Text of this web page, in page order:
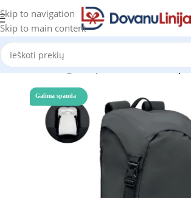
Skip to navigation
Skip to main content
Pradžia Katalogas Kuprinės Reklamai
Galima spauda